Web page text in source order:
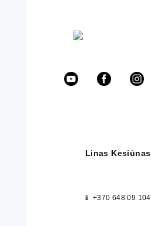
Linas Kesiūnas
📱 +370 648 09 104